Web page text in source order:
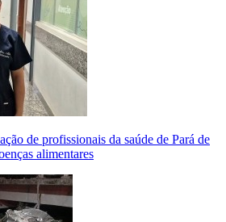
de profissionais da saúde de Pará de
alimentares